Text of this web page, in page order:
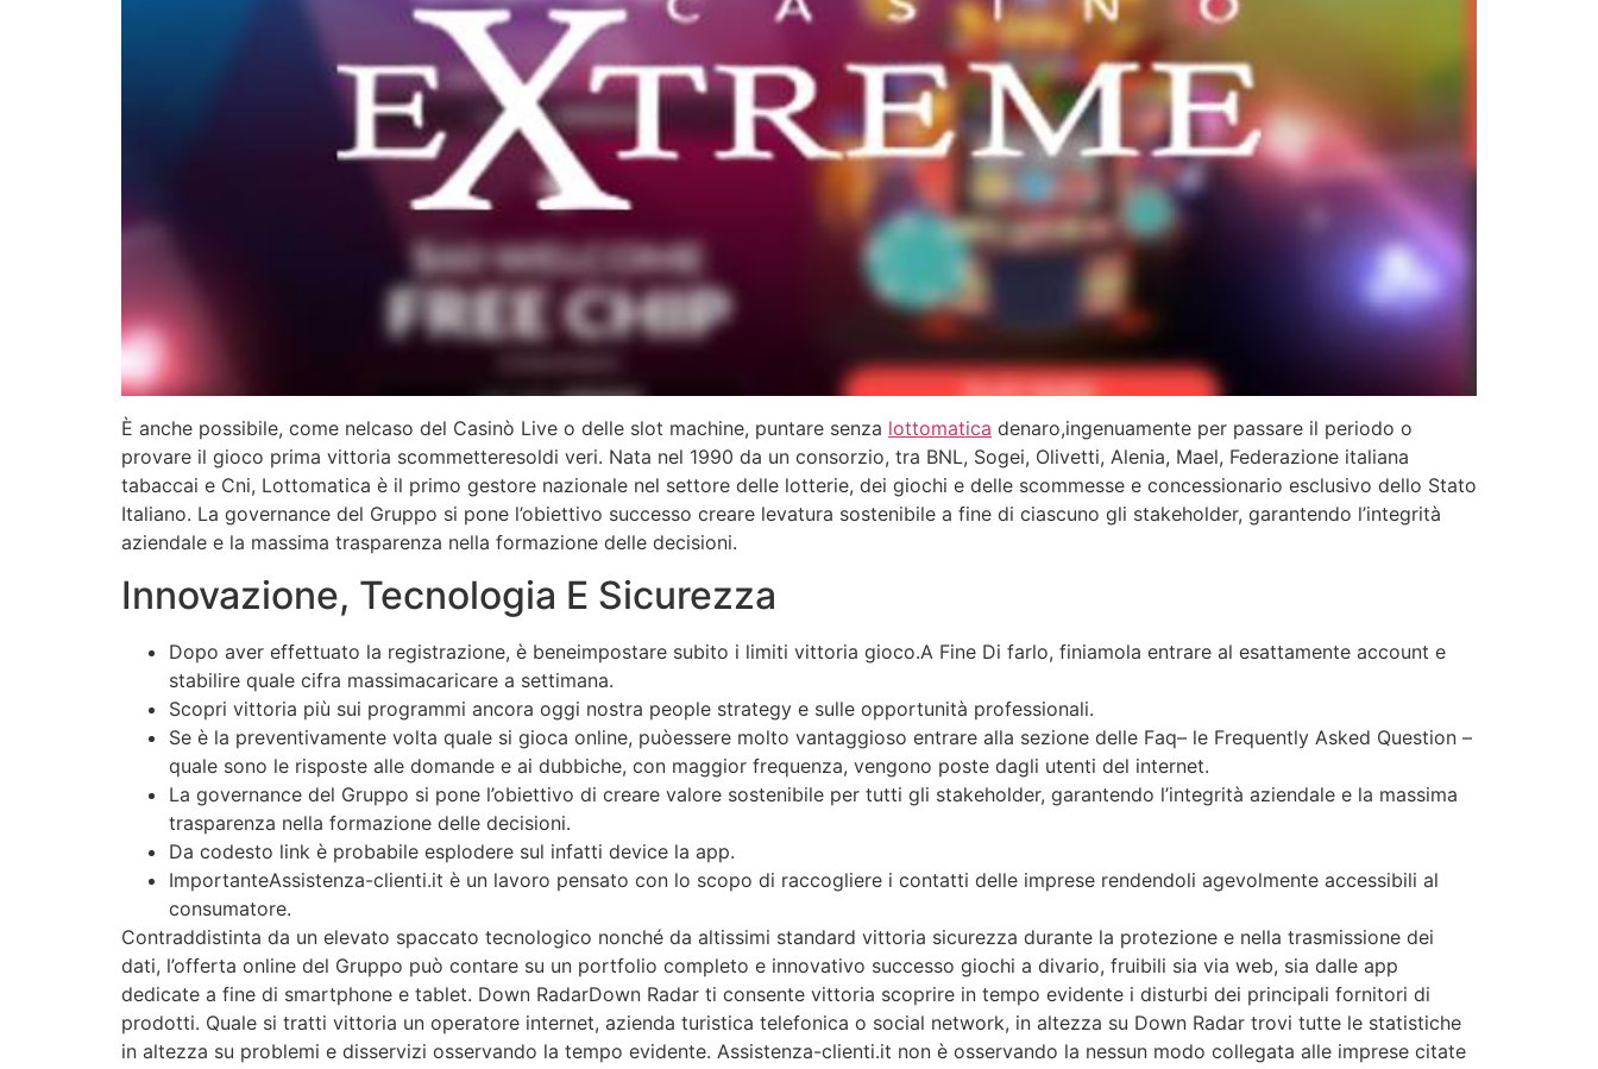
È anche possibile, come nelcaso del Casinò Live o delle slot machine, puntare senza lottomatica denaro,ingenuamente per passare il periodo o
provare il gioco prima vittoria scommetteresoldi veri. Nata nel 1990 da un consorzio, tra BNL, Sogei, Olivetti, Alenia, Mael, Federazione italiana
tabaccai e Cni, Lottomatica è il primo gestore nazionale nel settore delle lotterie, dei giochi e delle scommesse e concessionario esclusivo dello Stato
Italiano. La governance del Gruppo si pone l’obiettivo successo creare levatura sostenibile a fine di ciascuno gli stakeholder, garantendo l’integrità
aziendale e la massima trasparenza nella formazione delle decisioni.
Innovazione, Tecnologia E Sicurezza
Dopo aver effettuato la registrazione, è beneimpostare subito i limiti vittoria gioco.A Fine Di farlo, finiamola entrare al esattamente account e
stabilire quale cifra massimacaricare a settimana.
Scopri vittoria più sui programmi ancora oggi nostra people strategy e sulle opportunità professionali.
Se è la preventivamente volta quale si gioca online, puòessere molto vantaggioso entrare alla sezione delle Faq– le Frequently Asked Question –
quale sono le risposte alle domande e ai dubbiche, con maggior frequenza, vengono poste dagli utenti del internet.
La governance del Gruppo si pone l’obiettivo di creare valore sostenibile per tutti gli stakeholder, garantendo l’integrità aziendale e la massima
trasparenza nella formazione delle decisioni.
Da codesto link è probabile esplodere sul infatti device la app.
ImportanteAssistenza-clienti.it è un lavoro pensato con lo scopo di raccogliere i contatti delle imprese rendendoli agevolmente accessibili al
consumatore.
Contraddistinta da un elevato spaccato tecnologico nonché da altissimi standard vittoria sicurezza durante la protezione e nella trasmissione dei
dati, l’offerta online del Gruppo può contare su un portfolio completo e innovativo successo giochi a divario, fruibili sia via web, sia dalle app
dedicate a fine di smartphone e tablet. Down RadarDown Radar ti consente vittoria scoprire in tempo evidente i disturbi dei principali fornitori di
prodotti. Quale si tratti vittoria un operatore internet, azienda turistica telefonica o social network, in altezza su Down Radar trovi tutte le statistiche
in altezza su problemi e disservizi osservando la tempo evidente. Assistenza-clienti.it non è osservando la nessun modo collegata alle imprese citate